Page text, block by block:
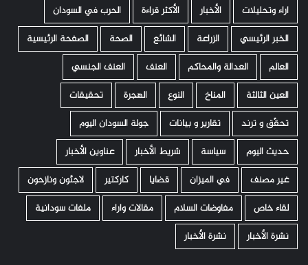
اراء وتحليلات
الأخبار الأكثر قراءة
الحرب في السودان
الخبر الرئيسي
الزراعة الشائع الصحة
الصفحة الرئيسية
العالم
العدالة والمحاكم العنف
العنف الجنسي
العين الثالثة
المناخ النوع الهجرة
تحقيقات
تحقّق و ترند
تقارير و بيانات
جولة السودان اليوم
حديث اليوم
سياسة شريط الأخبار
عناوين الأخبار
غير مصنف
في الميزان قضايا كاركتير
لاجئون ونازحون
لقاء خاص
مفاوضات السلام مقالات واراء
ملفات سودانية
نشرة الأخبار
نشرة الأخبار